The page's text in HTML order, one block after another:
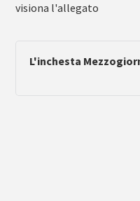
visiona l'allegato
L'inchesta